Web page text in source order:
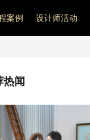
案例 设计师活动
热闻